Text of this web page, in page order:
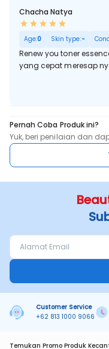
Chacha Natya
Age:0 Skin type:-
Renew you toner
yang cepat meresap
Pernah Coba Produk ini?
Yuk, beri penilaian dan
Customer Service
+62 813 1000 9066
Temukan Promo Produk